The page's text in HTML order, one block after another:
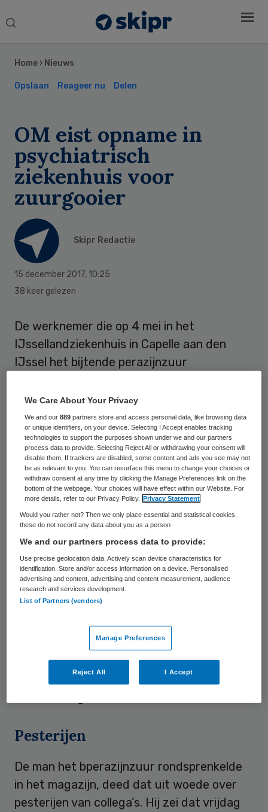
Search
Home › Nieuws
Opslaan Reageer nu Delen
OM eist opname in
psychiatrisch
ziekenhuis voor
zuurgooier
Skipr Redactie
15 december 2017, 10:25
38 keer gelezen
De werknemer die op 4 mei in het
IJssellandziekenhuis in Capelle aan den
IJssel het bijtende perazijnzuur
volgens de officier van justitie volledig
ontoerekeningsvatbaar. Daarom moet hij
worden ontslagen van rechtsvervolging, zei
de aanklaagster vrijdag voor de rechtbank
in Rotterdam. Ze vindt dat hij in een
psychiatrisch ziekenhuis moet worden
opgenomen voor maximaal één jaar.
De aanklaagster acht poging tot moord op
drie mensen in het ziekenhuis wel bewezen.
De drie raakten zwaargewond toen zij de
dampen van de gifstof inademden. Ze lagen
enkele dagen in het ziekenhuis en hebben
blijvende ernstige klachten aan hun
luchtwegen opgelopen. Dertien anderen
werden ook ziek, maar minder erg. Hier
vindt de aanklaagster poging tot zware
Pesterijen
De man het bperazijnzuur rondsprenkelde
in het magazijn, deed dat uit woede over
pesterijen van collega’s. Hij zei dat vrijdag
Sidebar
We Care About Your Privacy
We and our889 partners store and access personal data, like browsing data
or unique identifiers, on your device. Selecting I Accept enables tracking
technologies to support the purposes shown under we and our partners
process data to provide. Selecting Reject All or withdrawing your consent will
disable them. If trackers are disabled, some content and ads you see may not
be as relevant to you. You can resurface this menu to change your choices or
withdraw consent at any time by clicking the Manage Preferences link on the
bottom of the webpage. Your choices will have effect within our Website. For
more details, refer to our Privacy Policy.
Privacy Statement
Would you rather not? Then we only place essential and statistical cookies,
these do not record any data about you as a person
We and our partners process data to provide:
Use precise geolocation data. Actively scan device characteristics for
identification. Store and/or access information on a device. Personalised
advertising and content, advertising and content measurement, audience
research and services development.
List of Partners (vendors)
Manage Preferences
Reject All I Accept